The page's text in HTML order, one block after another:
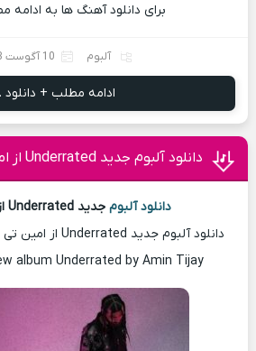
برای دانلود آهنگ ها به ادامه
آلبوم 10 آگوست 2023
ادامه مطلب + دانلود
دانلود آلبوم جدید Underrated از امین تیجی
دانلود آلبوم جدید Underrated از امین تیجی
دانلود آلبوم جدید Underrated از امین تی جی به طور تکی و یکجا
album Underrated by Amin Tijay